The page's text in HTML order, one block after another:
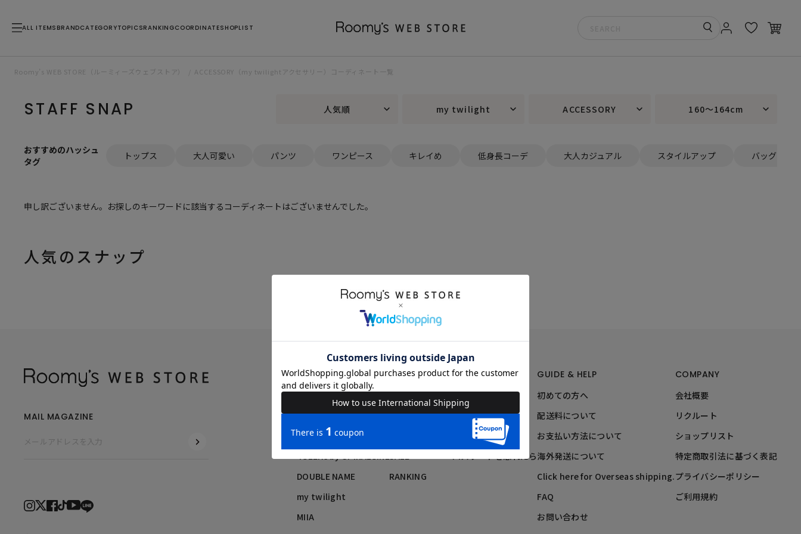
ALL ITEMS BRANDCATEGORYTOPICSRANKINGCOORDINATESHOPLIST
Roomy’s WEB STORE（ルーミィーズウェブストア） ACCESSORY（my twilightアクセサリー）コーディネート一覧
STAFF SNAP 人気順 my twilight ACCESSORY 160～164cm
おすすめのハッシュ
タグ
トップス 大人可愛い パンツ ワンピース キレイめ 低身長コーデ 大人カジュアル スタイルアップ バッグ
申し訳ございません。お探しのキーワードに該当するコーディネートはございませんでした。
人気のスナップ
BRAND
ROYAL PARTY
SPIRALGIRL
BACK TO THE FIELD
4GEEKs by SPIRALGIRL
DOUBLE NAME
my twilight
MIIA
SEARCH ITEMS
NEW ARRIVAL
RESTOCK
SALE
RANKING
MEMBERS
メルマガ登録・解除
新規会員登録
MEMBERSページ
パスワードを忘れたら
GUIDE & HELP
初めての方へ
配送料について
お支払い方法について
海外発送について
Click here for Overseas shipping.
FAQ
お問い合わせ
COMPANY
会社概要
リクルート
ショップリスト
特定商取引法に基づく表記
プライバシーポリシー
ご利用規約
MAIL MAGAZINE